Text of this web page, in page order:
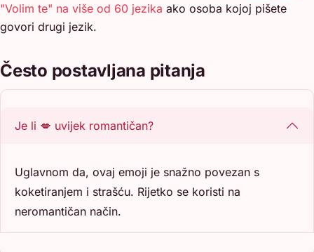
"Volim te" na više od 60 jezika ako osoba kojoj pišete
govori drugi jezik.
Često postavljana pitanja
Je li 💋 uvijek romantičan?
Uglavnom da, ovaj emoji je snažno povezan s
koketiranjem i strašću. Rijetko se koristi na
neromantičan način.